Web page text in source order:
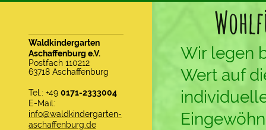
Wir legen
Wert auf
Waldkindergarten
Aschaffenburg e.V.
Postfach 110212
63718 Aschaffenburg
Tel.: +49 0171-2333004
E-Mail:
info@waldkindergarten-
aschaffenburg.de